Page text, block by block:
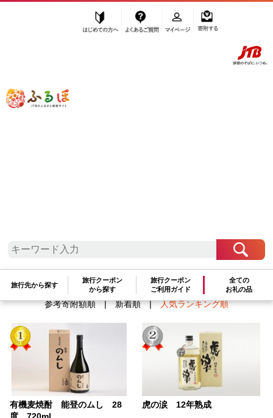
ふるぽ JTBのふるさと納税サイト
旅行先から探す
旅行クーポン
から探す
旅行クーポン
ご利用ガイド
全ての
お礼の品
検索結果一覧 1～3件 / 全3件
参考寄附額順|新着順|人気ランキング順
有機麦焼酎 能登のムし 28
虎の涙 12年熟成